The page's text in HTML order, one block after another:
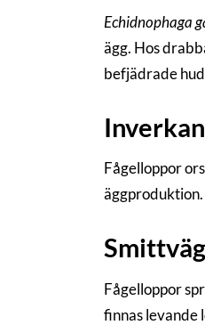
Echidnophaga
ägg. Hos
befjädrade
Fågelloppor
Fågelloppor
finnas levande